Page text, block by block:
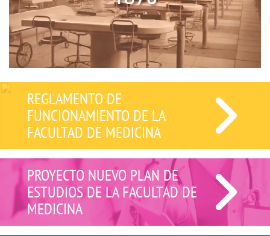
REGLAMENTO DE
FUNCIONAMIENTO DE LA
FACULTAD DE MEDICINA
PROYECTO NUEVO PLAN DE
ESTUDIOS DE LA FACULTAD DE
MEDICINA